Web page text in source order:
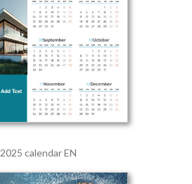
2025 calendar EN